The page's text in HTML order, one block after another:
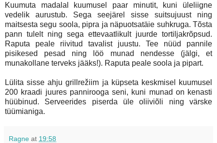
Kuumuta madalal kuumusel paar minutit, kuni üleliigne
vedelik aurustub. Sega seejärel sisse suitsujuust ning
maitsesta segu soola, pipra ja näpuotsatäie suhkruga. Tõsta
pann tulelt ning sega ettevaatlikult juurde tortiljakrõpsud.
Raputa peale riivitud tavalist juustu. Tee nüüd pannile
pisikesed pesad ning löö munad nendesse (jälgi, et
munakollane terveks jääks!). Raputa peale soola ja pipart.
Lülita sisse ahju grillrežiim ja küpseta keskmisel kuumusel
200 kraadi juures pannirooga seni, kuni munad on kenasti
hüübinud. Serveerides piserda üle oliiviõli ning värske
tüümianiga.
Ragne at 19:58